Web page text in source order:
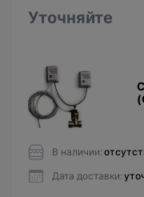
Уточняйте
В наличии:
Дата доставки: